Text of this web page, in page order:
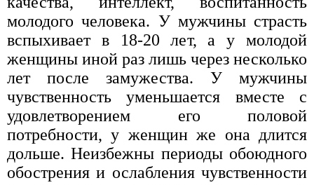
молодого человека. У мужчины страсть
вспыхивает в 18-20 лет, а у молодой
женщины иной раз лишь через несколько
лет после замужества. У мужчины
чувственность уменьшается вместе с
удовлетворением его половой
потребности, у женщин же она длится
дольше. Неизбежны периоды обоюдного
обострения и ослабления чувственности